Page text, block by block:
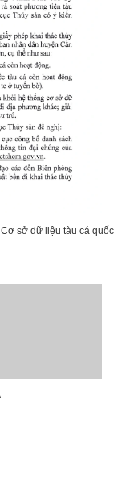
sở dữ liệu tàu cá quốc